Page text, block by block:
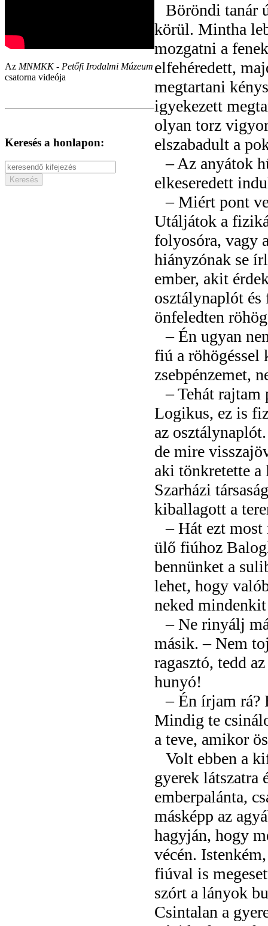
Az MNMKK - Petőfi Irodalmi Múzeum
csatorna videója
Keresés a honlapon:
Böröndi tanár
körül. Mintha
mozgatni a
elfehéredett,
megtartani
igyekezett
olyan torz
elszabadult a
– Az anyátok
elkeseredett
– Miért pont
Utáljátok a
folyosóra, vagy
hiányzónak se
ember, akit
osztálynaplót
önfeledten
– Én ugyan
fiú a röhögéssel
zsebpénzemet,
– Tehát rajtam
Logikus, ez is
az
de mire
aki tönkretette
Szarházi
kiballagott a
– Hát ezt
ülő fiúhoz
bennünket a
lehet, hogy
neked
– Ne rinyálj
másik. – Nem
ragasztó, tedd
hunyó!
– Én írjam rá?
Mindig te
a teve, amikor
Volt ebben a
gyerek
emberpalánta,
másképp az
hagyján, hogy
vécén.
fiúval is
szórt a lányok
Csintalan a